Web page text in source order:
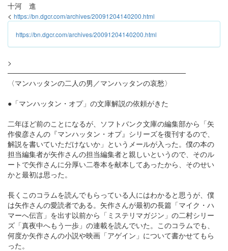
十河 進
< https://bn.dgcr.com/archives/20091204140200.html
https://bn.dgcr.com/archives/20091204140200.html
>
───────────────────────────────────
〈マンハッタンの二人の男／マンハッタンの哀愁〉
●「マンハッタン・オプ」の文庫解説の依頼がきた
二年ほど前のことになるが、ソフトバンク文庫の編集部から「矢
作俊彦さんの『マンハッタン・オプ』シリーズを復刊するので、
解説を書いていただけないか」というメールが入った。僕の本の
担当編集者が矢作さんの担当編集者と親しいというので、そのル
ートで矢作さんに分厚い二巻本を献本してあったから、そのせい
かと最初は思った。
長くこのコラムを読んでもらっている人にはわかると思うが、僕
は矢作さんの愛読者である。矢作さんが最初の長篇「マイク・ハ
マーへ伝言」を出す以前から「ミステリマガジン」の二村シリー
ズ「真夜中へもう一歩」の連載を読んでいた。このコラムでも、
何度か矢作さんの小説や映画「アゲイン」について書かせてもら
った。